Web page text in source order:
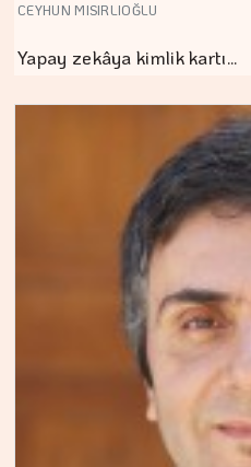
CEYHUN MISIRLIOĞLU
Yapay zekâya kimlik kartı…